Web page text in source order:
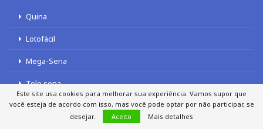
Quina
Lotofácil
Mega-Sena
Tele sena
Este site usa cookies para melhorar sua experiência. Vamos supor que
você esteja de acordo com isso, mas você pode optar por não participar, se
desejar.
Aceito Mais detalhes